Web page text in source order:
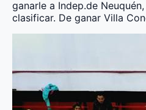
ganarle a Indep.de
clasificar. De ganar Villa